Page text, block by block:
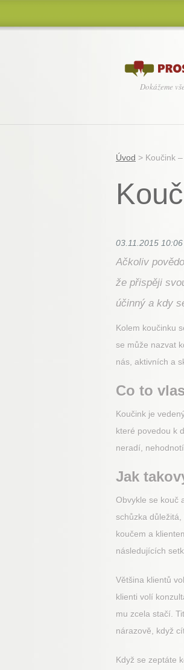
Dokážeme
Úvod > Koučink
03.11.2015 10:06
Ačkoliv
že přispěji
účinný a kdy
Kolem koučinku
se může nazvat
nás, aktivních a
Co to
Koučink je
které povedou k
neradí,
Jak
Obvykle se kouč
schůzka
koučem a
následujících
Většina klientů
klienti volí
mu zcela stačí.
nárazově, když
Když se zeptáte